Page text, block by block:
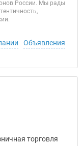
России. Мы рады
Объявления
торговля